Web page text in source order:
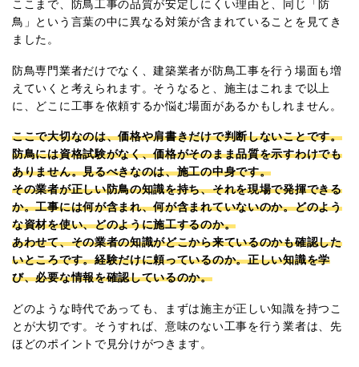
ここまで、防鳥工事の品質が安定しにくい理由と、同じ「防
鳥」という言葉の中に異なる対策が含まれていることを見てき
ました。
防鳥専門業者だけでなく、建築業者が防鳥工事を行う場面も増
えていくと考えられます。そうなると、施主はこれまで以上
に、どこに工事を依頼するか悩む場面があるかもしれません。
ここで大切なのは、価格や肩書きだけで判断しないことです。
防鳥には資格試験がなく、価格がそのまま品質を示すわけでも
ありません。見るべきなのは、施工の中身です。
その業者が正しい防鳥の知識を持ち、それを現場で発揮できる
か。工事には何が含まれ、何が含まれていないのか。どのよう
な資材を使い、どのように施工するのか。
あわせて、その業者の知識がどこから来ているのかも確認した
いところです。経験だけに頼っているのか。正しい知識を学
び、必要な情報を確認しているのか。
どのような時代であっても、まずは施主が正しい知識を持つこ
とが大切です。そうすれば、意味のない工事を行う業者は、先
ほどのポイントで見分けがつきます。